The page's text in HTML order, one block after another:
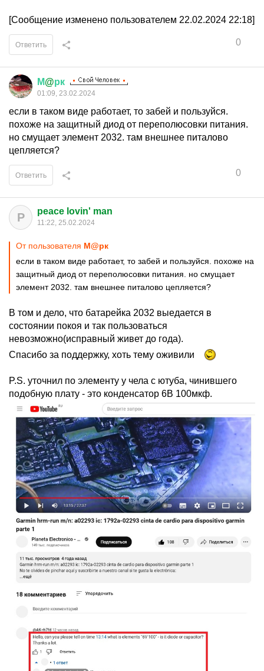
[Сообщение изменено пользователем 22.02.2024 22:18]
0
Ответить
М@рк
01:09, 23.02.2024
если в таком виде работает, то забей и пользуйся.
похоже на защитный диод от переполюсовки питания.
но смущает элемент 2032. там внешнее питалово
цепляется?
0
Ответить
P peace lovin' man
11:22, 25.02.2024
От пользователя М@рк
если в таком виде работает, то забей и пользуйся. похоже на
защитный диод от переполюсовки питания. но смущает
элемент 2032. там внешнее питалово цепляется?
В том и дело, что батарейка 2032 выедается в
состоянии покоя и так пользоваться
невозможно(исправный живет до года).
Спасибо за поддержку, хоть тему оживили
P.S. уточнил по элементу у чела с ютуба, чинившего
подобную плату - это конденсатор 6В 100мкф.